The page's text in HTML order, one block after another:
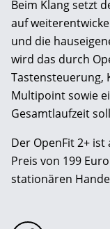
Beim Klang setzt
auf
und die
wird das durch
Tastensteuerung,
Multipoint sowie
Gesamtlaufzeit
Der OpenFit 2+
Preis von 199
stationären